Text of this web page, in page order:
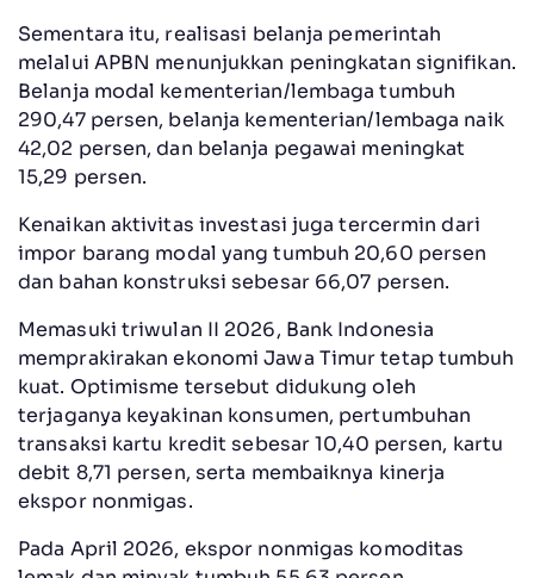
Sementara itu, realisasi belanja pemerintah
melalui APBN menunjukkan peningkatan signifikan.
Belanja modal kementerian/lembaga tumbuh
290,47 persen, belanja kementerian/lembaga naik
42,02 persen, dan belanja pegawai meningkat
15,29 persen.
Kenaikan aktivitas investasi juga tercermin dari
impor barang modal yang tumbuh 20,60 persen
dan bahan konstruksi sebesar 66,07 persen.
Memasuki triwulan II 2026, Bank Indonesia
memprakirakan ekonomi Jawa Timur tetap tumbuh
kuat. Optimisme tersebut didukung oleh
terjaganya keyakinan konsumen, pertumbuhan
transaksi kartu kredit sebesar 10,40 persen, kartu
debit 8,71 persen, serta membaiknya kinerja
ekspor nonmigas.
Pada April 2026, ekspor nonmigas komoditas